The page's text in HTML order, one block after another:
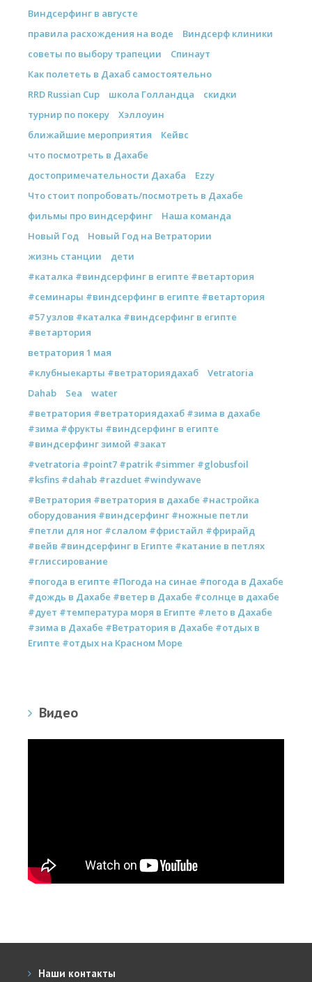
Виндсерфинг в августе
правила расхождения на воде
Виндсерф клиники
советы по выбору трапеции
Спинаут
Как полететь в Дахаб самостоятельно
RRD Russian Cup
школа Голландца
скидки
турнир по покеру
Хэллоуин
ближайшие мероприятия
Кейвс
что посмотреть в Дахабе
достопримечательности Дахаба
Ezzy
Что стоит попробовать/посмотреть в Дахабе
фильмы про виндсерфинг
Наша команда
Новый Год
Новый Год на Ветратории
жизнь станции
дети
#каталка #виндсерфинг в египте #ветартория
#семинары #виндсерфинг в египте #ветартория
#57 узлов #каталка #виндсерфинг в египте
#ветартория
ветратория 1 мая
#клубныекарты #ветраториядахаб
Vetratoria
Dahab
Sea
water
#ветратория #ветраториядахаб #зима в дахабе
#зима #фрукты #виндсерфинг в египте
#виндсерфинг зимой #закат
#vetratoria #point7 #patrik #simmer #globusfoil
#ksfins #dahab #razduet #windywave
#Ветратория #ветратория в дахабе #настройка
оборудования #виндсерфинг #ножные петли
#петли для ног #слалом #фристайл #фрирайд
#вейв #виндсерфинг в Египте #катание в петлях
#глиссирование
#погода в египте #Погода на синае #погода в Дахабе
#дождь в Дахабе #ветер в Дахабе #солнце в дахабе
#дует #температура моря в Египте #лето в Дахабе
#зима в Дахабе #Ветратория в Дахабе #отдых в
Египте #отдых на Красном Море
Видео
Наши контакты